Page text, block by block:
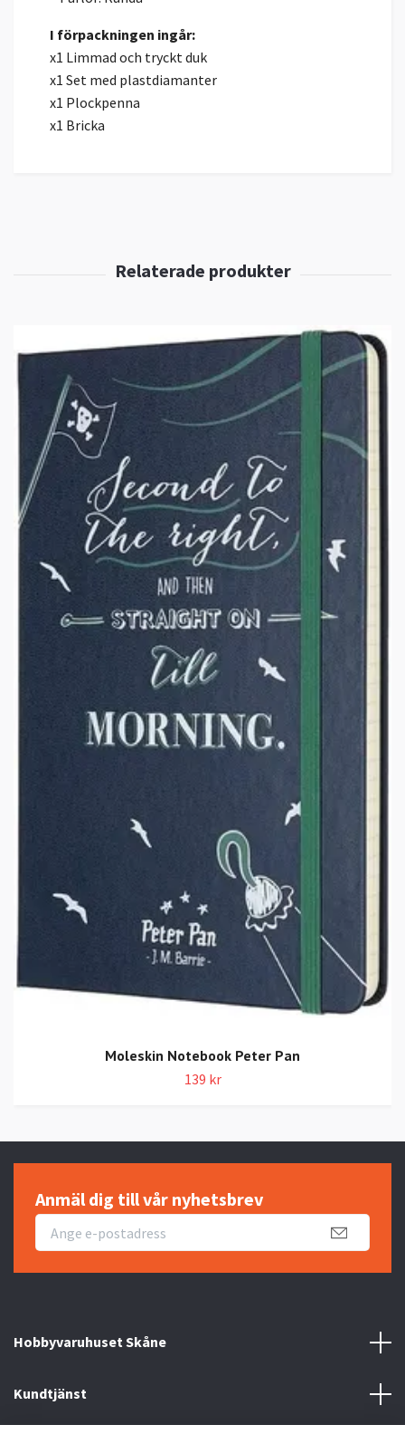
I förpackningen ingår:
x1 Limmad och tryckt duk
x1 Set med plastdiamanter
x1 Plockpenna
x1 Bricka
Moleskin Notebook Peter Pan
139 kr
Anmäl dig till vår nyhetsbrev
Hobbyvaruhuset Skåne
Kundtjänst